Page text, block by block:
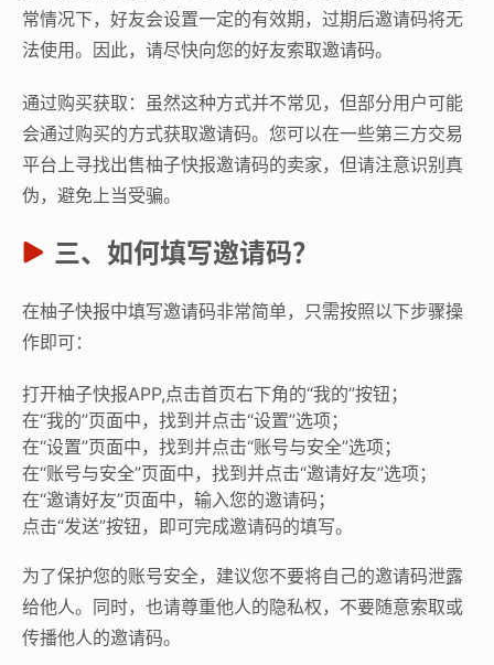
常情况下，好友会设置一定的有效期，过期后邀请码将无
法使用。因此，请尽快向您的好友索取邀请码。
通过购买获取：虽然这种方式并不常见，但部分用户可能
会通过购买的方式获取邀请码。您可以在一些第三方交易
平台上寻找出售柚子快报邀请码的卖家，但请注意识别真
伪，避免上当受骗。
三、如何填写邀请码？
在柚子快报中填写邀请码非常简单，只需按照以下步骤操
作即可：
打开柚子快报APP,点击首页右下角的“我的”按钮；
在“我的”页面中，找到并点击“设置”选项；
在“设置”页面中，找到并点击“账号与安全”选项；
在“账号与安全”页面中，找到并点击“邀请好友”选项；
在“邀请好友”页面中，输入您的邀请码；
点击“发送”按钮，即可完成邀请码的填写。
为了保护您的账号安全，建议您不要将自己的邀请码泄露
给他人。同时，也请尊重他人的隐私权，不要随意索取或
传播他人的邀请码。